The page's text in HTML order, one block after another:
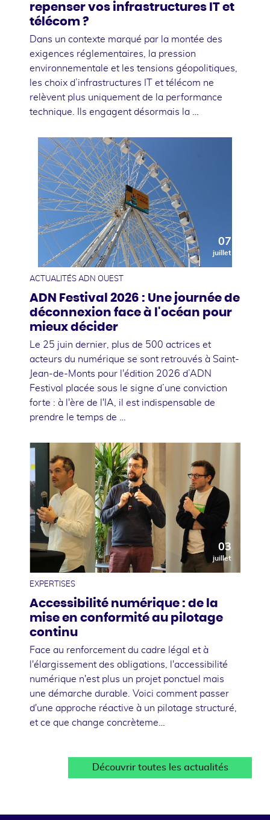
repenser vos infrastructures IT et
télécom ?
Dans un contexte marqué par la montée des
exigences réglementaires, la pression
environnementale et les tensions géopolitiques,
les choix d’infrastructures IT et télécom ne
relèvent plus uniquement de la performance
technique. Ils engagent désormais la …
07
juillet
ACTUALITÉS ADN OUEST
ADN Festival 2026 : Une journée de
déconnexion face à l'océan pour
mieux décider
Le 25 juin dernier, plus de 500 actrices et
acteurs du numérique se sont retrouvés à Saint-
Jean-de-Monts pour l'édition 2026 d’ADN
Festival placée sous le signe d’une conviction
forte : à l'ère de l'IA, il est indispensable de
prendre le temps de …
03
juillet
EXPERTISES
Accessibilité numérique : de la
mise en conformité au pilotage
continu
Face au renforcement du cadre légal et à
l'élargissement des obligations, l'accessibilité
numérique n'est plus un projet ponctuel mais
une démarche durable. Voici comment passer
d'une approche réactive à un pilotage structuré,
et ce que change concrèteme…
Découvrir toutes les actualités